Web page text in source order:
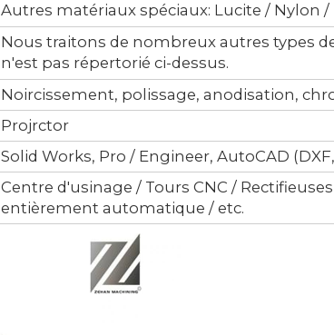
Autres matériaux spéciaux: Lucite / Nylon /
Nous traitons de nombreux autres types
n'est pas répertorié ci-dessus.
Noircissement, polissage, anodisation,
Projrctor
Solid Works, Pro / Engineer, AutoCAD
Centre d'usinage / Tours CNC /
entièrement automatique / etc.